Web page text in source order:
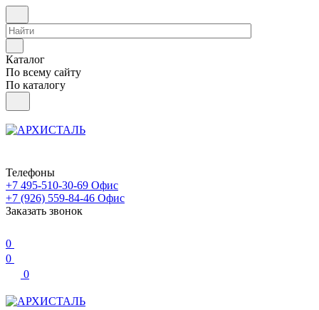
Каталог
По всему сайту
По каталогу
Телефоны
+7 495-510-30-69 Офис
+7 (926) 559-84-46 Офис
Заказать звонок
0
0
0